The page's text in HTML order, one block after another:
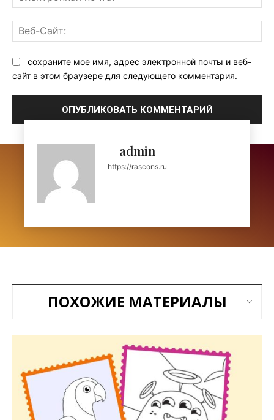
сохраните мое имя, адрес электронной почты и веб-
сайт в этом браузере для следующего комментария.
admin
https://rascons.ru
ПОХОЖИЕ МАТЕРИАЛЫ